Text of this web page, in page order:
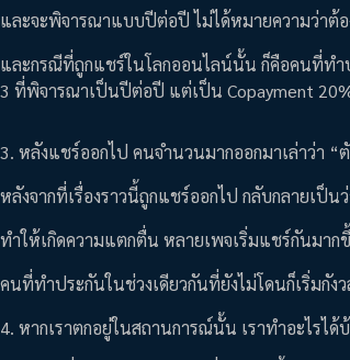
และจะพิจารณาแบบปีต่อปี ไม่ได้หมายความว่าต้อ
และกรณีที่ถูกแชร์ในโลกออนไลน์นั้น ก็คือคนที่ทำ
3 ที่พิจารณาเป็นปีต่อปี แต่เป็น Copayment
3. หลังแชร์ออกไป คนจำนวนมากออกมาเล่าว่า “ตั
หลังจากที่เรื่องราวนี้ถูกแชร์ออกไป กลับกลายเป็
ทำให้เกิดความแตกตื่น หลายเพจเริ่มแชร์กันมาก
คนที่ทำประกันในช่วงเดียวกันที่ยังไม่โดนก็เริ่มกั
4. หากเราตกอยู่ในสถานการณ์นั้น เราทำอะไรได้